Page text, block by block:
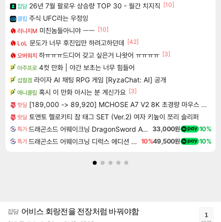
잡담 26년 7월 팔로우 상승량 TOP 30 - 월간 치지직 [10]
클립 주식 UFC라는 우정잉
리니지M 미친놈들아니야 ㅡㅡ [10]
LoL 문도가 너무 후진입만 하려고하던데 [42]
오버워치 하ㅠㅠㅠ드디어 갖고 싶은거 나왓어 ㅠㅠㅠㅠ [3]
아주프로 4컷 만화 | 야간 보초는 너무 힘들어
섭컬겜 라이자 AI 채팅 RPG 게임 [RyzaChat: AI] 공개
애니클립 혹시 이 만화 아시는 분 계신가요 [3]
핫딜 [189,000 -> 89,920] MCHOSE A7 V2 8K 초경량 마우스 국내정발
핫딜 토앤토 헬로키티 참 태그 SET (Ver.2) 여자 키높이 쪼리 슬리퍼
특가 드래곤소드 어웨이크닝 DragonSword Awakening 33,000원 10%
특가 드래곤소드 어웨이크닝 디럭스 에디션 DragonSword Awakening Deluxe Edition 10%49,500원 10%
잡담 어비스 회랑전을 전장처럼 바꿔야함 1